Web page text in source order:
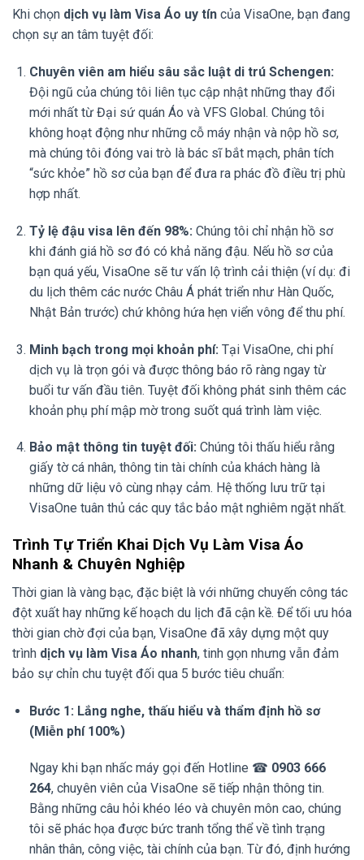
Khi chọn dịch vụ làm Visa Áo uy tín của VisaOne, bạn đang
chọn sự an tâm tuyệt đối:
Chuyên viên am hiểu sâu sắc luật di trú Schengen:
Đội ngũ của chúng tôi liên tục cập nhật những thay đổi
mới nhất từ Đại sứ quán Áo và VFS Global. Chúng tôi
không hoạt động như những cỗ máy nhận và nộp hồ sơ,
mà chúng tôi đóng vai trò là bác sĩ bắt mạch, phân tích
“sức khỏe” hồ sơ của bạn để đưa ra phác đồ điều trị phù
hợp nhất.
Tỷ lệ đậu visa lên đến 98%: Chúng tôi chỉ nhận hồ sơ
khi đánh giá hồ sơ đó có khả năng đậu. Nếu hồ sơ của
bạn quá yếu, VisaOne sẽ tư vấn lộ trình cải thiện (ví dụ: đi
du lịch thêm các nước Châu Á phát triển như Hàn Quốc,
Nhật Bản trước) chứ không hứa hẹn viển vông để thu phí.
Minh bạch trong mọi khoản phí: Tại VisaOne, chi phí
dịch vụ là trọn gói và được thông báo rõ ràng ngay từ
buổi tư vấn đầu tiên. Tuyệt đối không phát sinh thêm các
khoản phụ phí mập mờ trong suốt quá trình làm việc.
Bảo mật thông tin tuyệt đối: Chúng tôi thấu hiểu rằng
giấy tờ cá nhân, thông tin tài chính của khách hàng là
những dữ liệu vô cùng nhạy cảm. Hệ thống lưu trữ tại
VisaOne tuân thủ các quy tắc bảo mật nghiêm ngặt nhất.
Trình Tự Triển Khai Dịch Vụ Làm Visa Áo
Nhanh & Chuyên Nghiệp
Thời gian là vàng bạc, đặc biệt là với những chuyến công tác
đột xuất hay những kế hoạch du lịch đã cận kề. Để tối ưu hóa
thời gian chờ đợi của bạn, VisaOne đã xây dựng một quy
trình dịch vụ làm Visa Áo nhanh, tinh gọn nhưng vẫn đảm
bảo sự chỉn chu tuyệt đối qua 5 bước tiêu chuẩn:
Bước 1: Lắng nghe, thấu hiểu và thẩm định hồ sơ
(Miễn phí 100%)
Ngay khi bạn nhấc máy gọi đến Hotline ☎ 0903 666
264, chuyên viên của VisaOne sẽ tiếp nhận thông tin.
Bằng những câu hỏi khéo léo và chuyên môn cao, chúng
tôi sẽ phác họa được bức tranh tổng thể về tình trạng
nhân thân, công việc, tài chính của bạn. Từ đó, định hướng